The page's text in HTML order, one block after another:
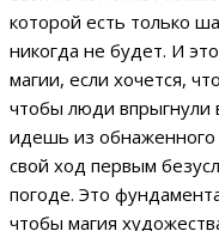
которой есть только
никогда не будет. И
магии, если хочется,
чтобы люди впрыгнули
идешь из
свой ход первым
погоде. Это
чтобы магия